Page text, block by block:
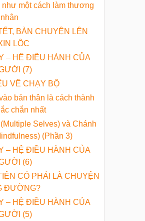
như một cách làm thương
BÀN CHUYỆN LÊN
LỘC
– HỆ ĐIỀU HÀNH CỦA
(7)
VỀ CHẠY BỘ
bản thân là cách thành
chắn nhất
Selves) và Chánh
(Phần 3)
– HỆ ĐIỀU HÀNH CỦA
(6)
CÓ PHẢI LÀ CHUYỆN
ĐƯỜNG?
– HỆ ĐIỀU HÀNH CỦA
(5)